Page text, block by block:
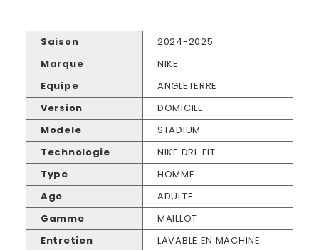
Saison
2024-2025
Marque
NIKE
Equipe
ANGLETERRE
Version
DOMICILE
Modele
STADIUM
Technologie
NIKE DRI-FIT
Type
HOMME
Age
ADULTE
Gamme
MAILLOT
Entretien
LAVABLE EN MACHINE